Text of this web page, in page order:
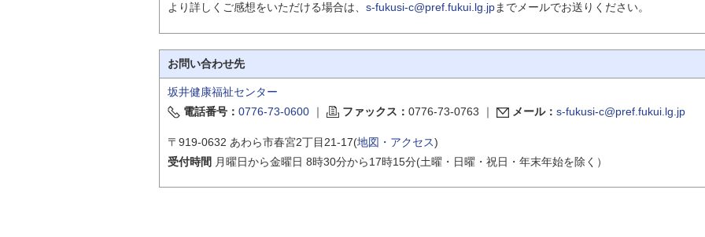
より詳しくご感想をいただける場合は、 s-fukusi-c@pref.fukui.lg.jpまでメールでお送りください。
お問い合わせ先
坂井健康福祉センター
電話番号： 0776-73-0600 ｜ ファックス： 0776-73-0763 ｜ メール： s-fukusi-c@pref.fukui.lg.jp
〒919-0632 あわら市春宮2丁目21-17(地図・アクセス)
受付時間 月曜日から金曜日 8時30分から17時15分(土曜・日曜・祝日・年末年始を除く）